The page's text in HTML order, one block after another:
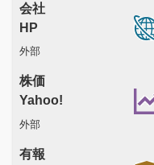
会社
HP
外部
株価
Yahoo!
外部
有報